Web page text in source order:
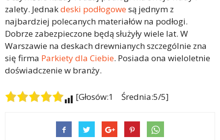
zalety. Jednakdeski podłogowesą jednym z
najbardziej polecanych materiałów na podłogi.
Dobrze zabezpieczone będą służyły wiele lat. W
Warszawie na deskach drewnianych szczególnie zna
się firma Parkiety dla Ciebie. Posiada ona wieloletnie
doświadczenie w branży.
[Głosów:1 Średnia:5/5]